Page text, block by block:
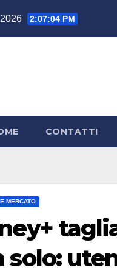
2:07:05 PM
CONTATTI
MERCATO
solo: